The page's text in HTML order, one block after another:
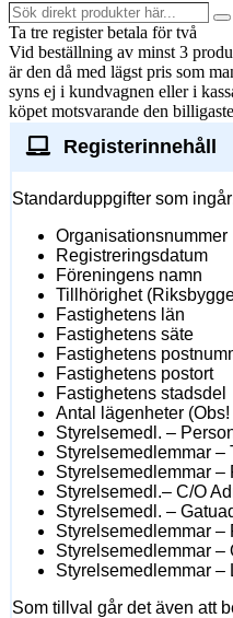
Sök
direkt
produkter
här...
Ta tre register betala för två
Vid beställning av minst 3
är den då med lägst pris som
syns ej i kundvagnen eller i
köpet motsvarande den
Registerinnehåll
Standarduppgifter som
Organisationsnummer
Registreringsdatum
Föreningens namn
Tillhörighet
Fastighetens län
Fastighetens säte
Fastighetens
Fastighetens postort
Fastighetens stadsdel
Antal lägenheter
Styrelsemedl. –
Styrelsemedlemmar –
Styrelsemedlemmar –
Styrelsemedl.– C/O
Styrelsemedl. –
Styrelsemedlemmar –
Styrelsemedlemmar –
Styrelsemedlemmar –
Som tillval går det även att